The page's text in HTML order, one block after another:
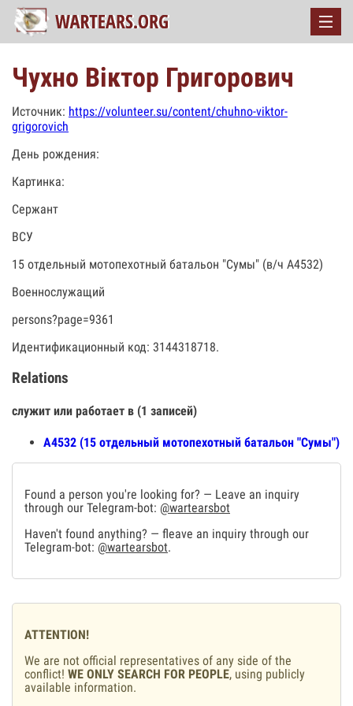
Чухно Віктор Григорович
Источник: https://volunteer.su/content/chuhno-viktor-
grigorovich
День рождения:
Картинка:
Сержант
ВСУ
15 отдельный мотопехотный батальон "Сумы" (в/ч А4532)
Военнослужащий
persons?page=9361
Идентификационный код: 3144318718.
Relations
служит или работает в (1 записей)
А4532 (15 отдельный мотопехотный батальон "Сумы")
Found a person you're looking for? — Leave an inquiry
through our Telegram-bot: @wartearsbot
Haven't found anything? — fleave an inquiry through our
Telegram-bot: @wartearsbot.
ATTENTION!
We are not official representatives of any side of the
conflict! WE ONLY SEARCH FOR PEOPLE, using publicly
available information.